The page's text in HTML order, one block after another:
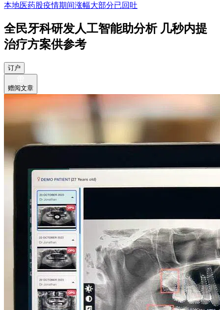
本地医药股疫情期间涨幅大部分已回吐
全民牙科研发人工智能助分析 几秒内提
治疗方案供参考
订户
赠阅文章